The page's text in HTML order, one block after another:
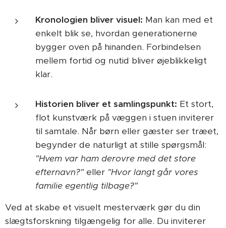
Kronologien bliver visuel: Man kan med et
enkelt blik se, hvordan generationerne
bygger oven på hinanden. Forbindelsen
mellem fortid og nutid bliver øjeblikkeligt
klar.
Historien bliver et samlingspunkt: Et stort,
flot kunstværk på væggen i stuen inviterer
til samtale. Når børn eller gæster ser træet,
begynder de naturligt at stille spørgsmål:
"Hvem var ham derovre med det store
efternavn?"eller "Hvor langt går vores
familie egentlig tilbage?"
Ved at skabe et visuelt mesterværk gør du din
slægtsforskning tilgængelig for alle. Du inviterer